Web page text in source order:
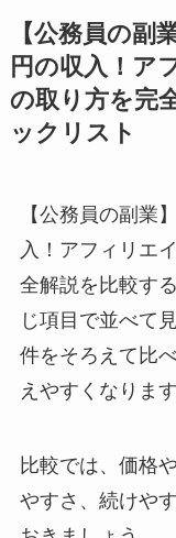
【公務員の副
円の収入！ア
の取り方を完
ックリスト
【公務員の副業
入！アフィリエ
全解説を比較す
じ項目で並べて
件をそろえて比
えやすくなります
比較では、価格
やすさ、続けや